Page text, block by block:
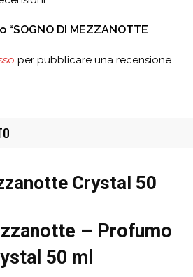
DI MEZZANOTTE
per pubblicare una recensione.
Crystal 50
– Profumo
50 ml